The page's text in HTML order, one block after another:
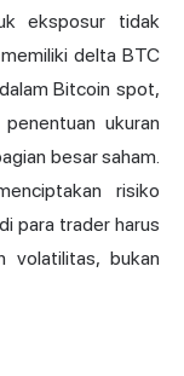
eksposur tidak
delta BTC
Bitcoin spot,
ukuran
besar saham.
risiko
para trader harus
volatilitas, bukan